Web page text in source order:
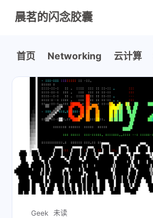
晨茗的闪念胶囊
首页 Networking 云计算
Geek 未读